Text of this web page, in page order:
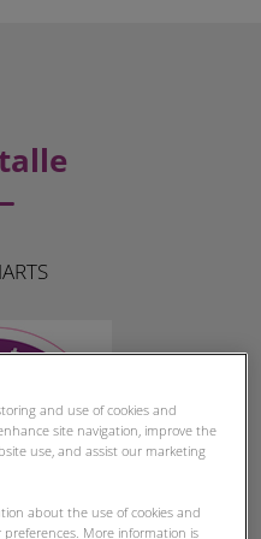
and use of cookies and
site navigation, improve the
use, and assist our marketing
about the use of cookies and
More information is